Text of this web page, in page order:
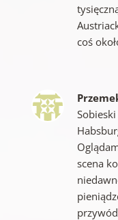
coś
Sobieski
scena